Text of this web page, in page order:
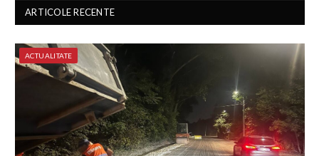
ARTICOLE RECENTE
ACTUALITATE